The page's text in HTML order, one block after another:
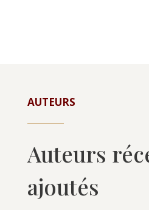
AUTEURS
Auteurs
ajoutés